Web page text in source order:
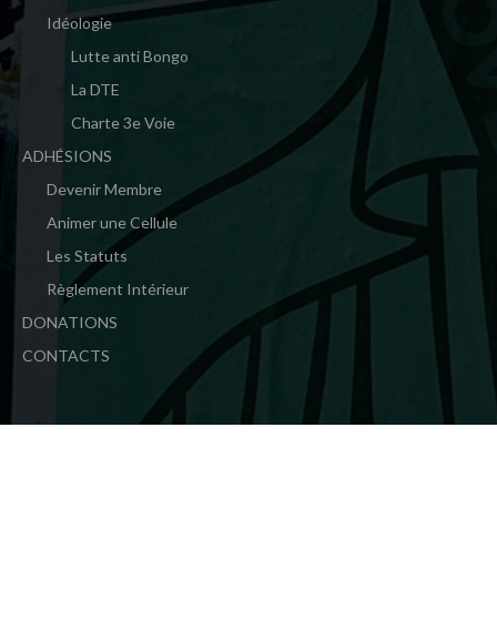
Idéologie
Lutte anti Bongo
La DTE
Charte 3e Voie
ADHÉSIONS
Devenir Membre
Animer une Cellule
Les Statuts
Règlement Intérieur
DONATIONS
CONTACTS